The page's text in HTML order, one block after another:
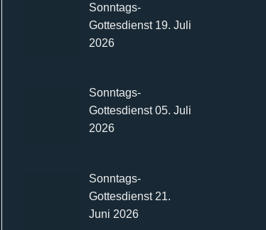
Sonntags-
Gottesdienst 19. Juli
2026
Sonntags-
Gottesdienst 05. Juli
2026
Sonntags-
Gottesdienst 21.
Juni 2026